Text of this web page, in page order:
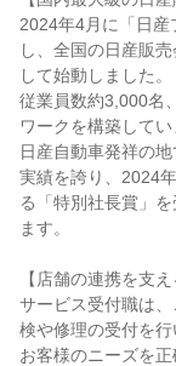
2024年4月に「日産
し、全国の日産販
して始動しました。
従業員数約3,000名
ワークを構築してい
日産自動車発祥の
実績を誇り、2024
る「特別社長賞」
ます。
【店舗の連携を支
サービス受付職は
検や修理の受付を行
お客様のニーズを